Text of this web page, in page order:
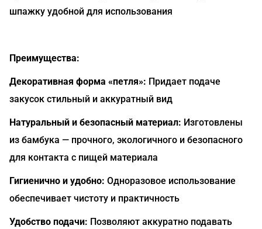
шпажку удобной для использования
Преимущества:
Декоративная форма «петля»: Придает подаче
закусок стильный и аккуратный вид
Натуральный и безопасный материал: Изготовлены
из бамбука — прочного, экологичного и безопасного
для контакта с пищей материала
Гигиенично и удобно: Одноразовое использование
обеспечивает чистоту и практичность
Удобство подачи: Позволяют аккуратно подавать